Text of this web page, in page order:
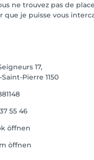
ne trouvez pas de
que je puisse vous
17,
Pierre 1150
55 46
öffnen
öffnen